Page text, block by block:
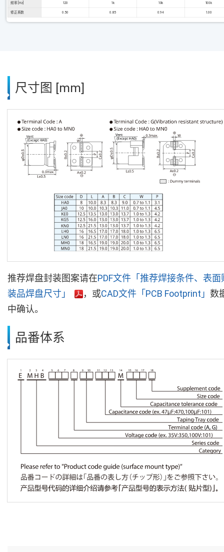
频率 [Hz] 120 1k 10k 100k
修正系数 0.50 0.85 0.94 1.00
尺寸图 [mm]
推荐焊盘封装图案请在PDF文件「推荐焊接条件、表面
装品焊盘尺寸」
，或CAD文件「PCB Footprint」 数
中确认。
品番体系